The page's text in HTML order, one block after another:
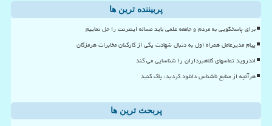
پربیننده ترین ها
برای پاسخگویی به مردم و جامعه علمی باید مساله اینترنت را حل نماییم
پیام مدیرعامل همراه اول به دنبال شهادت یکی از کارکنان مخابرات هرمزگان
اندروید تماسهای کلاهبرداران را شناسایی می کند
هرآنچه از منابع ناشناس دانلود کردید، پاک کنید
پربحث ترین ها